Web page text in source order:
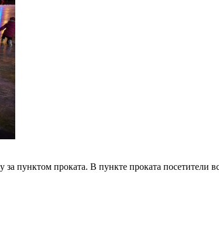
пунктом проката. В пункте проката посетители